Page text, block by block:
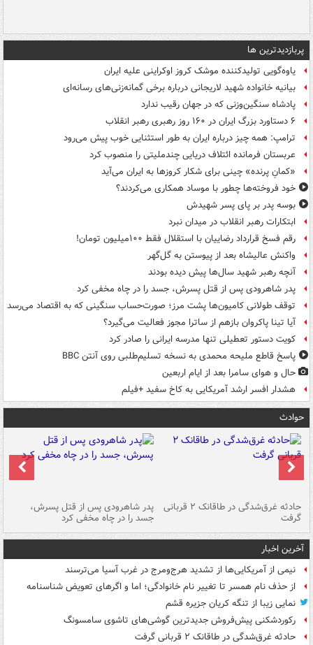
پربازدیدترین ها
یاوه‌گویی تولیدکننده موشک کروز اوکراینی علیه ایران
بیانیه خانواده شهید لاریجانی درباره برخی گمانه‌زنی‌های رسانه‌ای
پادشاه سنگین‌وزنی که در جهان رقیب ندارد
۶ دستاورد بزرگ ایران در ۱۶۰ روز رهبری رهبر انقلاب
ترامپ: همه چیز درباره ایران به طور استثنایی خوب پیش می‌رود
عربستان فرمانده ائتلاف دریایی چندملیتی را منصوب کرد
«کمانِ پرنده» چینی برای شکار کروزها به ایران می‌آید
خود فروخته‌ها چطور با موساد همکاری می‌کردند؟
بوسه‌ پدر بر پای پسر شهیدش
ابتکارات رهبر انقلاب در میدان نبرد
رقم فسخ قرارداد رضاییان با استقلال فقط ۱۰۰میلیون تومان!
واکنش عالیشاه بعد از پیوستن به گل‌گهر
آنچه رهبر شهید سال‌ها پیش دیده بودند
پدر شاهرودی پس از قتل پسرش، جسد را در چاه مخفی کرد
توقف طولانی کامیون‌ها پشت مرز؛ صورت‌حساب سنگینی که به اقتصاد می‌رسد
آیا تینا پاکروان بازهم از ساترا مجوز فعالیت می‌گیرد؟
کویت دستور تعطیلی تنها مدرسه ایرانی را صادر کرد
پاسخ قاطع ملیحه محمدی به نسخه تسلیم‌طلبی روی آنتن BBC
حال و هوای سامرا بعد از ایام اربعین
هشدار افسر ارشد آمریکایی به کاخ سفید +فیلم
حوادث
حادثه غرق‌شدگی در طاقانک ۲ قربانی
گرفت
پدر شاهرودی پس از قتل پسرش،
جسد را در چاه مخفی کرد
آخرین اخبار
نیمی از آمریکایی‌ها از تشدید هرج‌ومرج در غرب آسیا می‌ترسند
از حذف نام همسر تا تغییر نام خانوادگی؛ اما و اگرهای تعویض شناسنامه
نمایی زیبا از تنگه کریان جزیره قشم
رکوردشکنی پیش‌فروش جدیدترین گوشی‌های تاشوی سامسونگ
حادثه غرق‌شدگی در طاقانک ۲ قربانی گرفت